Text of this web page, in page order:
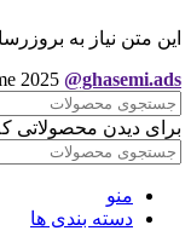
این متن نیاز به
2025 @ghasemi.ads
برای دیدن محصولاتی
منو
دسته بندی ها